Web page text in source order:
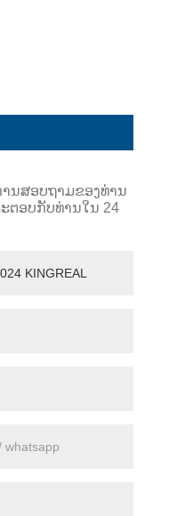
ນສອບຖາມຂອງທ່ານ
ຕອບກັບທ່ານໃນ 24